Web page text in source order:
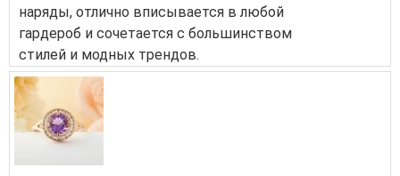
наряды, отлично вписывается в любой
гардероб и сочетается с большинством
стилей и модных трендов.